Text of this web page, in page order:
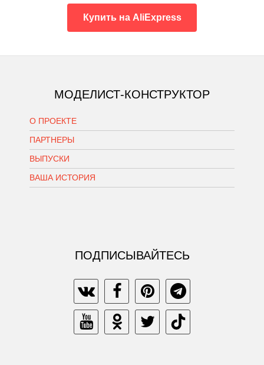
Купить на AliExpress
МОДЕЛИСТ-КОНСТРУКТОР
О ПРОЕКТЕ
ПАРТНЕРЫ
ВЫПУСКИ
ВАША ИСТОРИЯ
ПОДПИСЫВАЙТЕСЬ